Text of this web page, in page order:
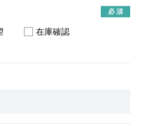
在庫確認